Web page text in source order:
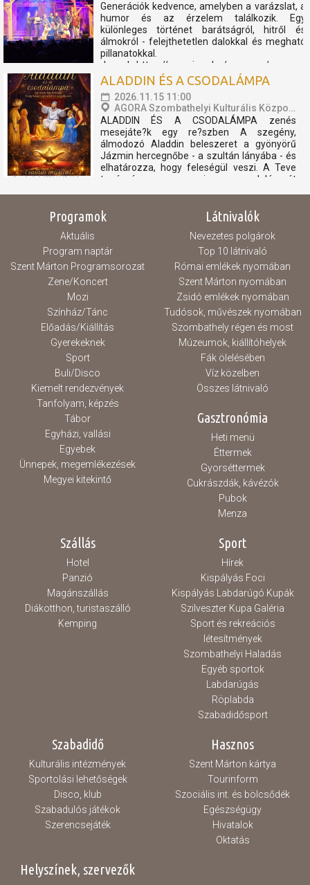
Generációk kedvence, amelyben a varázslat, a
humor és az érzelem találkozik. Egy
különleges történet barátságról, hitről és
álmokról - felejthetetlen dalokkal és megható
pillanatokkal.
Jegyek: https://www.jegy.hu/program/presser-
gabor-sztevanovity-dusan-horvath-peter-a-
padlas-153563?fbcli...
ALADDIN ÉS A CSODALÁMPA
2026.11.15 11:00
AGORA Szombathelyi Kulturális Központ
ALADDIN ÉS A CSODALÁMPA zenés
mesejáte?k egy re?szben A szegény,
álmodozó Aladdin beleszeret a gyönyörű
Jázmin hercegnőbe - a szultán lányába - és
elhatározza, hogy feleségül veszi. A Teve
tanácsára megszerzi a csodalámpát
Nagyvezírrel...
Programok
Aktuális
Program naptár
Szent Márton Programsorozat
Zene/Koncert
Mozi
Színház/Tánc
Előadás/Kiállítás
Gyerekeknek
Sport
Buli/Disco
Kiemelt rendezvények
Tanfolyam, képzés
Tábor
Egyházi, vallási
Egyebek
Ünnepek, megemlékezések
Megyei kitekintő
Látnivalók
Nevezetes polgárok
Top 10 látnivaló
Római emlékek nyomában
Szent Márton nyomában
Zsidó emlékek nyomában
Tudósok, művészek nyomában
Szombathely régen és most
Múzeumok, kiállítóhelyek
Fák ölelésében
Víz közelben
Összes látnivaló
Gasztronómia
Heti menü
Éttermek
Gyorséttermek
Cukrászdák, kávézók
Pubok
Menza
Szállás
Hotel
Panzió
Magánszállás
Diákotthon, turistaszálló
Kemping
Sport
Hírek
Kispályás Foci
Kispályás Labdarúgó Kupák
Szilveszter Kupa Galéria
Sport és rekreációs
létesítmények
Szombathelyi Haladás
Egyéb sportok
Labdarúgás
Röplabda
Szabadidősport
Szabadidő
Kulturális intézmények
Sportolási lehetőségek
Disco, klub
Szabadulós játékok
Szerencsejáték
Hasznos
Szent Márton kártya
Tourinform
Szociális int. és bölcsődék
Egészségügy
Hivatalok
Oktatás
Helyszínek, szervezők